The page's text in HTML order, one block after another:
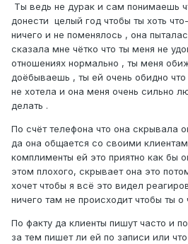
Ты ведь не дурак и сам понимаешь
донести целый год чтобы ты хоть
ничего и не поменялось , она
сказала мне чётко что ты меня не
отношениях нормально , ты меня
доёбываешь , ты ей очень обидно
не хотела и она меня очень сильно
делать .
По счёт телефона что она скрывала
да она общается со своими
комплименты ей это приятно как бы
этом плохого, скрывает она это
хочет чтобы я всё это видел
ничего там не происходит чтобы ты
По факту да клиенты пишут часто и
за тем пишет ли ей по записи или